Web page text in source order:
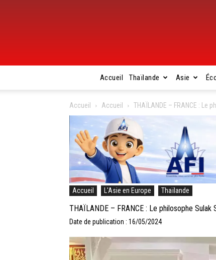
Accueil Thaïlande Asie
Accueil Accueil THAÏLANDE – FRANCE : Le
Accueil L'Asie en Europe Thaïlande
THAÏLANDE – FRANCE : Le philosophe
Date de publication : 16/05/2024